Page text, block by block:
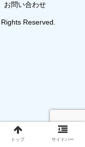
お問い合わせ
Reserved.
トップ サイドバー